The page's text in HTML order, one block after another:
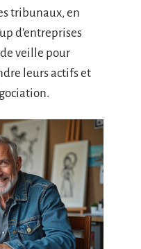
tribunaux, en
d’entreprises
veille pour
leurs actifs et